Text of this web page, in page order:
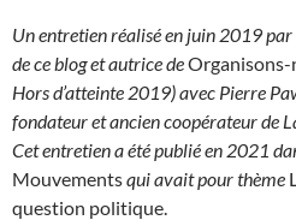
Un entretien réalisé en juin 2019
de ce blog et autrice de
Hors d’atteinte 2019) avec Pierre
fondateur et ancien coopérateur de
Cet entretien a été publié en 2021
Mouvementsqui avait pour thème
question politique.